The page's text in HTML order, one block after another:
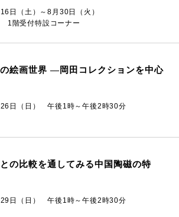
日（土）～8月30日（火）
1階受付特設コーナー
絵画世界 ―岡田コレクションを中心
日（日） 午後1時～午後2時30分
の比較を通してみる中国陶磁の特
日（日） 午後1時～午後2時30分